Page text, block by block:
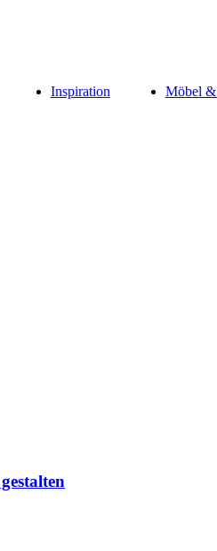
Inspiration Möbel